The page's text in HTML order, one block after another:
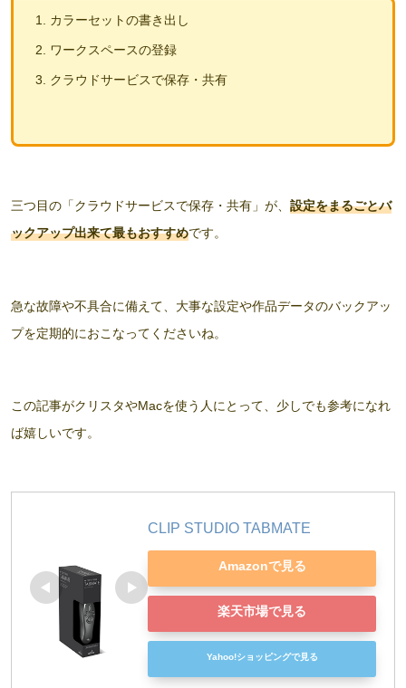
カラーセットの書き出し
ワークスペースの登録
クラウドサービスで保存・共有
三つ目の「クラウドサービスで保存・共有」が、 設定をまるごとバ
ックアップ出来て最もおすすめです。
急な故障や不具合に備えて、大事な設定や作品データのバックアッ
プを定期的におこなってくださいね。
この記事がクリスタやMacを使う人にとって、少しでも参考になれ
ば嬉しいです。
CLIP STUDIO TABMATE
Amazonで見る
楽天市場で見る
Yahoo!ショッピングで見る